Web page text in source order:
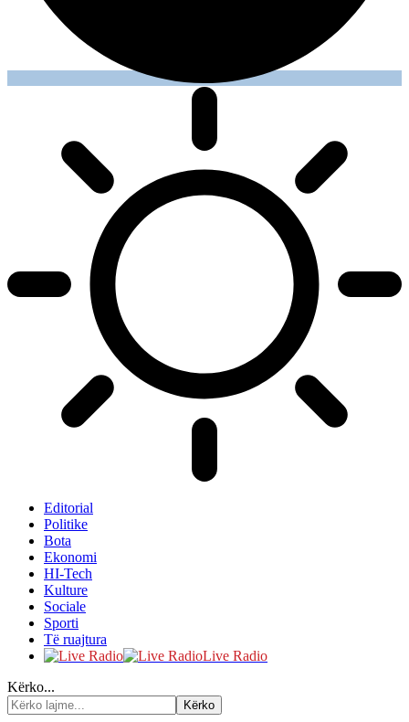
Editorial
Politike
Bota
Ekonomi
HI-Tech
Kulture
Sociale
Sporti
Të ruajtura
Live Radio
Kërko...